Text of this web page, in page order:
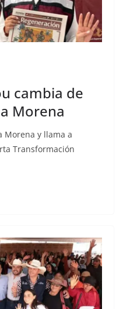
cambia de
Morena
Morena y llama a
Transformación